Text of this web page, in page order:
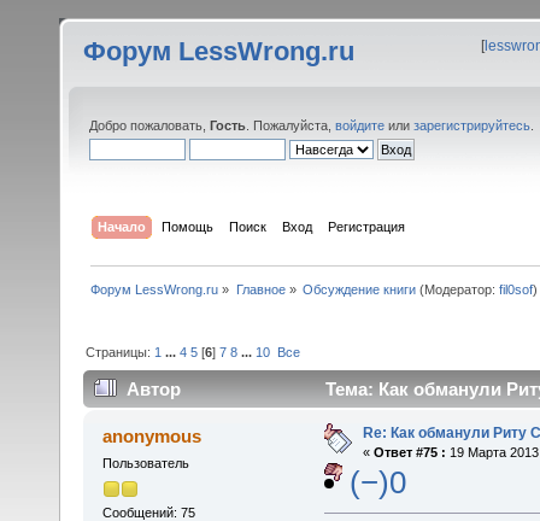
Форум LessWrong.ru [
Добро пожаловать, Гость . Пожалуйста, войдите или зарегистрируйтесь
Начало Помощь Поиск Вход Регистрация
Форум LessWrong.ru » Главное» Обсуждение книги(Модератор: fil0sof)
Страницы: 1 ...4 5 [6]7 8 ... 10 Все
Автор Тема: Как обманули
anonymous
Пользователь
Сообщений: 75
Re: Как обманули Риту
« Ответ #75 : 19 Марта
(−)0